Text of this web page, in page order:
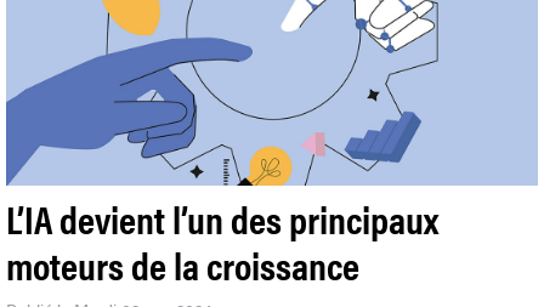
L’IA devient l’un des principaux
moteurs de la croissance